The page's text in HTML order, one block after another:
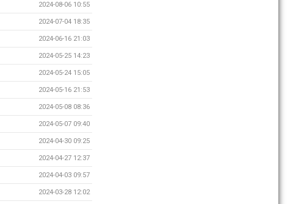
2024-08-06 10:55
2024-07-04 18:35
2024-06-16 21:03
2024-05-25 14:23
2024-05-24 15:05
2024-05-16 21:53
2024-05-08 08:36
2024-05-07 09:40
2024-04-30 09:25
2024-04-27 12:37
2024-04-03 09:57
2024-03-28 12:02